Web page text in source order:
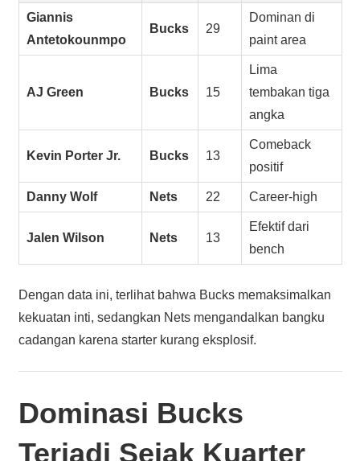
Giannis
Antetokounmpo
Bucks 29
Dominan di
paint area
AJ Green Bucks 15
Lima
tembakan tiga
angka
Kevin Porter Jr. Bucks 13
Comeback
positif
Danny Wolf Nets 22 Career-high
Jalen Wilson Nets 13
Efektif dari
bench
Dengan data ini, terlihat bahwa Bucks memaksimalkan
kekuatan inti, sedangkan Nets mengandalkan bangku
cadangan karena starter kurang eksplosif.
Dominasi Bucks
Terjadi Sejak Kuarter